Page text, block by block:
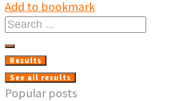
章
導
覽
Add to bookmark
Search
Results
See all results
Popular posts